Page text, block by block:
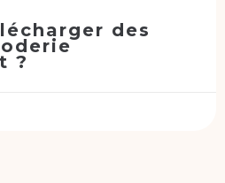
des
?